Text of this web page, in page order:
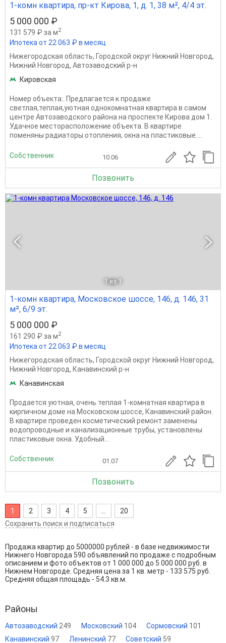
1-комн квартира, пр-кт Кирова, 1, д. 1, 38 м², 4/4 эт.
5 000 000 ₽
131 579 ₽ за м2
Ипотека от 22 063 ₽ в месяц
Нижегородская область, Городской округ Нижний Новгород,
Нижний Новгород, Автозаводский р-н
Кировская
Номер объекта:. Предлагается к продаже
светлая,теплая,уютная однокомнатная квартира в самом
центре Автозаводского района на проспекте Кирова дом 1.
Удачное месторасположение объекта. В квартире
поменяны радиаторы отопления, окна на пластиковые....
Собственник 10.06
Позвонить
1 из 1
1-комн квартира, Московское шоссе, 146, д. 146, 31
м², 6/9 эт.
5 000 000 ₽
161 290 ₽ за м2
Ипотека от 22 063 ₽ в месяц
Нижегородская область, Городской округ Нижний Новгород,
Нижний Новгород, Канавинский р-н
Канавинская
Продается уютная, очень теплая 1-комнатная квартира в
кирпичном доме на Московском шоссе, Канавинский район.
В квартире проведен косметический ремонт заменены
водопроводные и канализационные трубы, установлены
пластиковые окна. Удобный...
Собственник 01.07
Позвонить
1 2 3 4 5
20
Сохранить поиск и подписаться
Продажа квартир до 5000000 рублей - в базе недвижимости
Нижнего Новгорода 590 объявлений по продаже с подробным
описанием и фото объектов от 1 000 000 до 5 000 000 руб. в
Нижнем Новгороде. Средняя цена за 1 кв. метр - 133 575 руб.
Средняя общая площадь - 54.3 кв.м.
Районы
Автозаводский 249 Московский 104 Сормовский 101
Канавинский 97 Ленинский 77 Советский 59